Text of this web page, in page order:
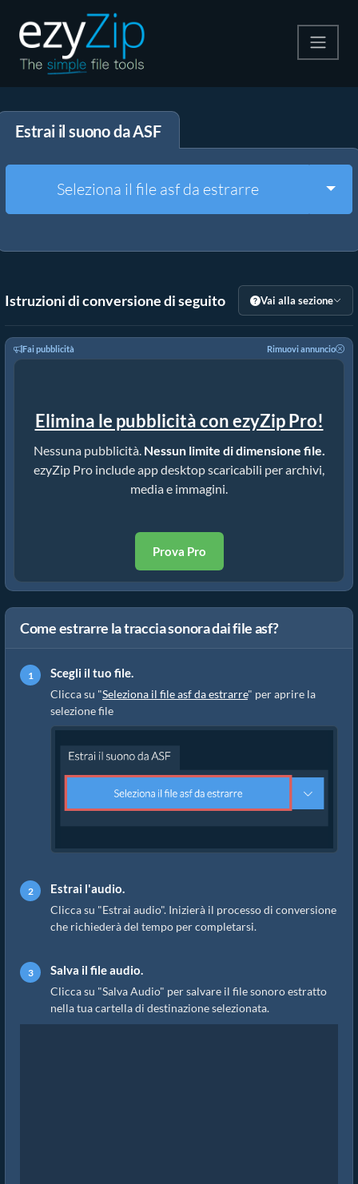
Decomprimi
Altri strumenti
Estrai il suono da ASF
Seleziona il file asf da estrarre
Istruzioni di conversione di seguito Vai alla sezione
Fai pubblicità Rimuovi annuncio
Elimina le pubblicità con ezyZip Pro!
Nessuna pubblicità. Nessun limite di dimensione file.
ezyZip Pro include app desktop scaricabili per archivi,
media e immagini.
Prova Pro
Come estrarre la traccia sonora dai file asf?
Scegli il tuo file.
Clicca su "Seleziona il file asf da estrarre" per aprire la
selezione file
Estrai l'audio.
Clicca su "Estrai audio". Inizierà il processo di conversione
che richiederà del tempo per completarsi.
Salva il file audio.
Clicca su "Salva Audio" per salvare il file sonoro estratto
nella tua cartella di destinazione selezionata.